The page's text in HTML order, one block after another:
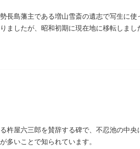
長島藩主である増山雪斎の遺志で写生に
ましたが、昭和初期に現在地に移転しま
杵屋六三郎を賛辞する碑で、不忍池の中
多いことで知られています。